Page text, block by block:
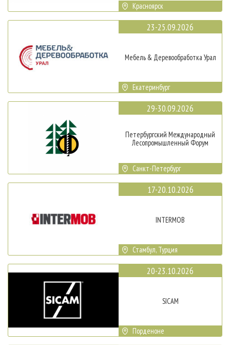
Красноярск
23-25.09.2026
Мебель & Деревообработка Урал
Екатеринбург
29-30.09.2026
Петербургский Международный
Лесопромышленный Форум
Санкт-Петербург
17-20.10.2026
INTERMOB
Стамбул, Турция
20-23.10.2026
SICAM
Порденоне